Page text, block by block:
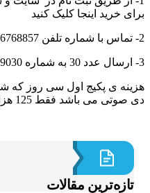
خرید اینجا کلیک کنید
می باشد فقط 125 هزار تومان می باشد .
مقالات